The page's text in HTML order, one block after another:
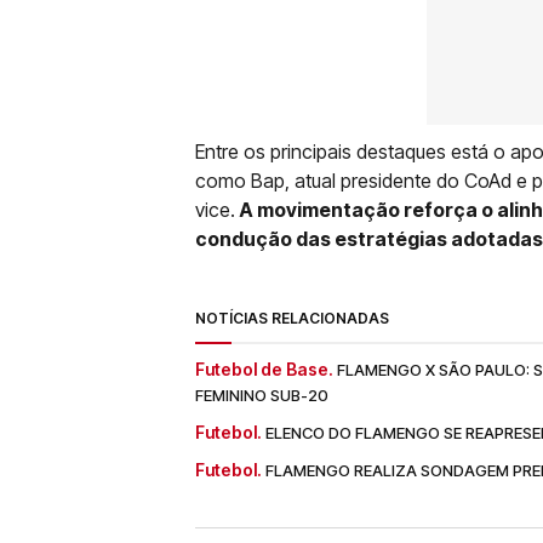
Entre os principais destaques está o
como Bap, atual presidente do CoAd e
vice. A movimentação reforça o
condução das estratégias
NOTÍCIAS RELACIONADAS
Futebol de Base. FLAMENGO X SÃO PAULO:
FEMININO SUB-20
Futebol. ELENCO DO FLAMENGO SE
Futebol. FLAMENGO REALIZA SONDAGEM